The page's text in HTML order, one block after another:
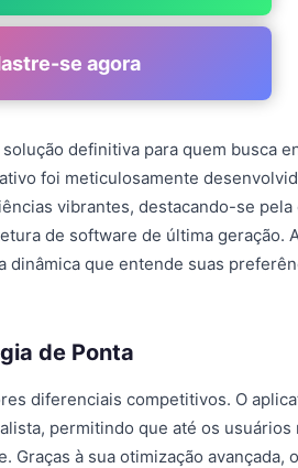
se agora
definitiva para quem busca
foi meticulosamente
vibrantes, destacando-se pela
de software de última geração.
dinâmica que entende suas
de Ponta
diferenciais competitivos. O
permitindo que até os usuários
à sua otimização avançada,